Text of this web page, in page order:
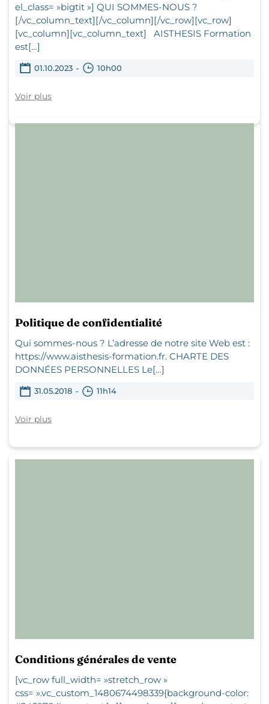
el_class= »bigtit »] QUI SOMMES-NOUS ?
[/vc_column_text][/vc_column][/vc_row][vc_row]
[vc_column][vc_column_text] AISTHESIS Formation
est[…]
01.10.2023 - 10h00
Voir plus
Politique de confidentialité
Qui sommes-nous ? L’adresse de notre site Web est :
https://www.aisthesis-formation.fr. CHARTE DES
DONNÉES PERSONNELLES Le[…]
31.05.2018 - 11h14
Voir plus
Conditions générales de vente
[vc_row full_width= »stretch_row »
css= ».vc_custom_1480674498339{background-color: